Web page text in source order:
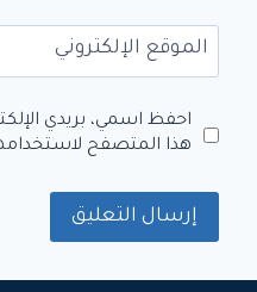
الموقع الإلكتروني
احفظ اسمي، بريدي
هذا المتصفح